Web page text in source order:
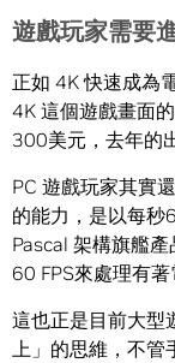
遊戲玩家需要
正如 4K 快速成為
4K 這個遊戲畫面
300美元，去年的
PC 遊戲玩家其實
的能力，是以每
Pascal 架構旗艦
60 FPS來處理有著
這也正是目前大型
上」的思維，不管